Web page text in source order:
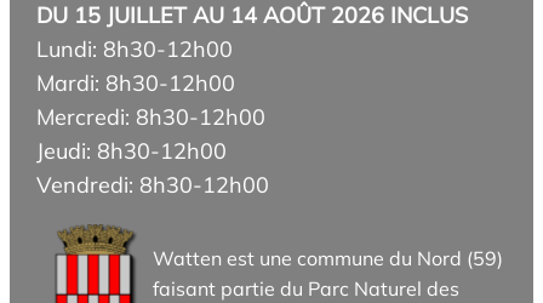
DU 15 JUILLET AU 14 AOÛT 2026 INCLUS
Lundi: 8h30-12h00
Mardi: 8h30-12h00
Mercredi: 8h30-12h00
Jeudi: 8h30-12h00
Vendredi: 8h30-12h00
Watten est une commune du Nord (59)
faisant partie du Parc Naturel des